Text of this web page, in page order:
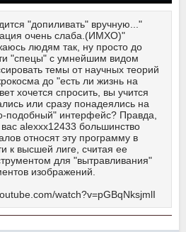
"допиливать" вручную..."
очень слаба.(ИМХО)"
людям так, ну просто до
"спецы" с умнейшим видом
темы от научных теорий
до "есть ли жизнь на
хочется спросить, вы учится
или сразу понадеялись на
подобный" интерфейс? Правда,
вас alexxx12433 большинство
относят эту программу в
к высшей лиге, считая ее
для "вытравливания"
изображений.
watch?v=pGBqNksjmlI